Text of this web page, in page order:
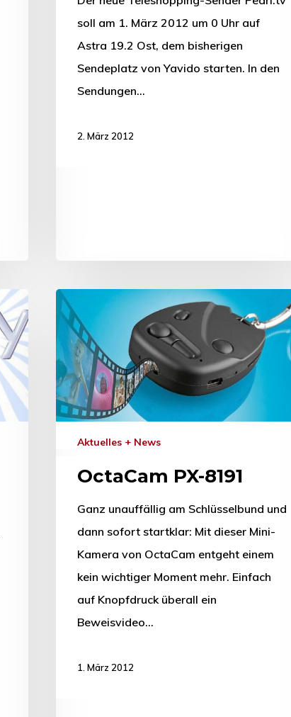
soll am 1. März 2012 um 0 Uhr auf
Astra 19.2 Ost, dem bisherigen
Sendeplatz von Yavido starten. In den
Sendungen…
2. März 2012
Aktuelles + News
OctaCam PX-8191
Ganz unauffällig am Schlüsselbund und
dann sofort startklar: Mit dieser Mini-
Kamera von OctaCam entgeht einem
kein wichtiger Moment mehr. Einfach
auf Knopfdruck überall ein
Beweisvideo…
1. März 2012